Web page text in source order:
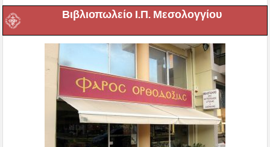
Βιβλιοπωλείο Ι.Π. Μεσολογγίου